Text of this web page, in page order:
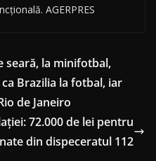
AGERPRES
seară, la minifotbal,
Brazilia la fotbal, iar
de Janeiro
72.000 de lei pentru
din dispeceratul 112